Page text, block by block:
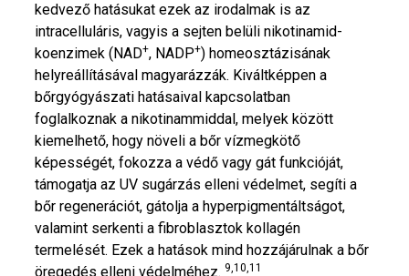
kedvező hatásukat ezek az irodalmak is az
intracelluláris, vagyis a sejten belüli nikotinamid-
koenzimek (NAD+, NADP+) homeosztázisának
helyreállításával magyarázzák. Kiváltképpen a
bőrgyógyászati hatásaival kapcsolatban
foglalkoznak a nikotinammiddal, melyek között
kiemelhető, hogy növeli a bőr vízmegkötő
képességét, fokozza a védő vagy gát funkcióját,
támogatja az UV sugárzás elleni védelmet, segíti a
bőr regenerációt, gátolja a hyperpigmentáltságot,
valamint serkenti a fibroblasztok kollagén
termelését. Ezek a hatások mind hozzájárulnak a bőr
öregedés elleni védelméhez. 9,10,11